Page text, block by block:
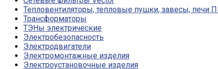
Тепловентиляторы, тепловые пушки, завесы, печи
Трансформаторы
ТЭНы электрические
Электробезопасность
Электродвигатели
Электромонтажные изделия
Электроустановочные изделия